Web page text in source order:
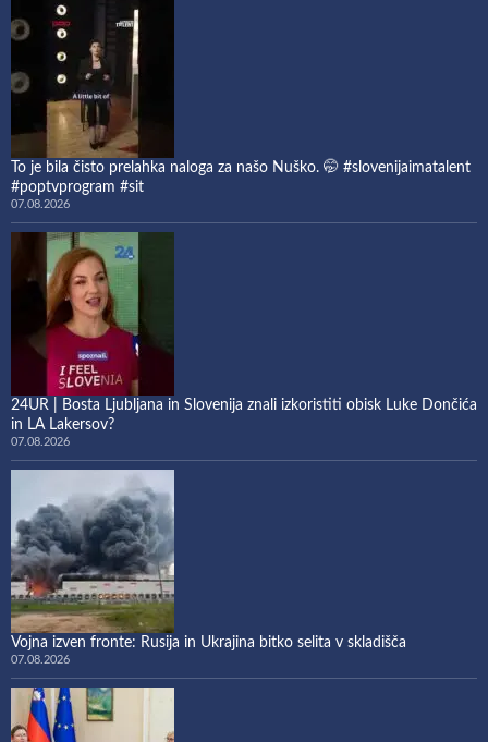
To je bila čisto prelahka naloga za našo Nuško. 🤭 #slovenijaimatalent
#poptvprogram #sit
07.08.2026
24UR | Bosta Ljubljana in Slovenija znali izkoristiti obisk Luke Dončića
in LA Lakersov?
07.08.2026
Vojna izven fronte: Rusija in Ukrajina bitko selita v skladišča
07.08.2026